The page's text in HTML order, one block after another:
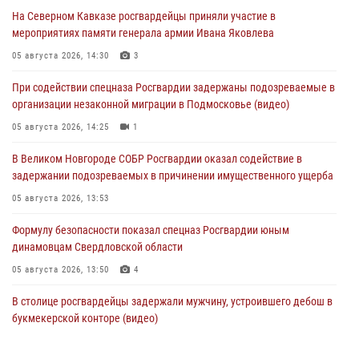
На Северном Кавказе росгвардейцы приняли участие в
мероприятиях памяти генерала армии Ивана Яковлева
05 августа 2026, 14:30 3
При содействии спецназа Росгвардии задержаны подозреваемые в
организации незаконной миграции в Подмосковье (видео)
05 августа 2026, 14:25 1
В Великом Новгороде СОБР Росгвардии оказал содействие в
задержании подозреваемых в причинении имущественного ущерба
05 августа 2026, 13:53
Формулу безопасности показал спецназ Росгвардии юным
динамовцам Свердловской области
05 августа 2026, 13:50 4
В столице росгвардейцы задержали мужчину, устроившего дебош в
букмекерской конторе (видео)